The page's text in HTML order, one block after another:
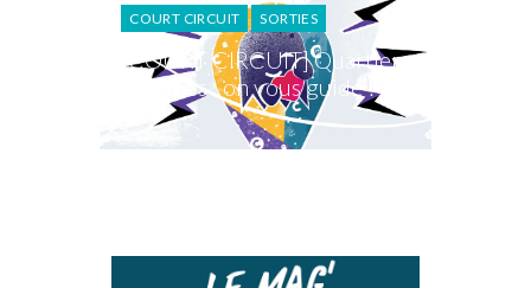
COURT CIRCUIT SORTIES
[COURT CIRCUIT] Quartier
Minimes : on vous guide !